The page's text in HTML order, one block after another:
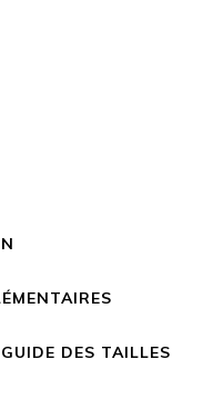
GUIDE DES TAILLES